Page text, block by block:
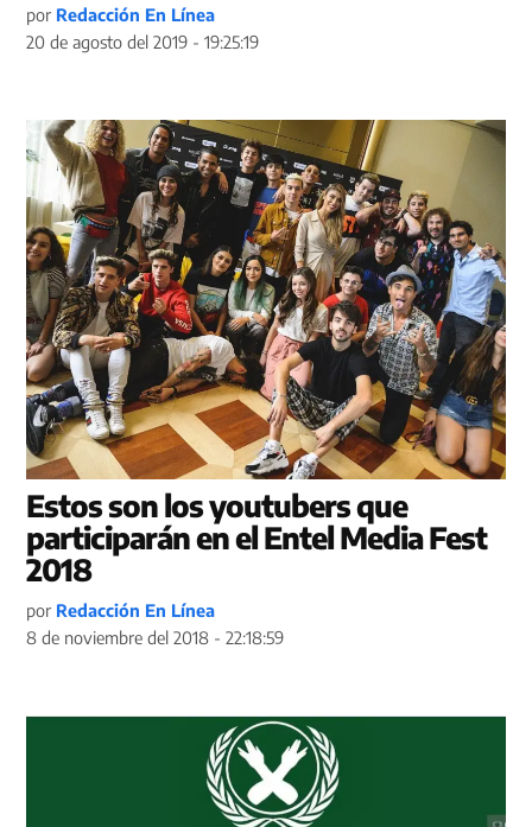
por Redacción En Línea
20 de agosto del 2019 - 19:25:19
Estos son los youtubers que
participarán en el Entel Media Fest
2018
por Redacción En Línea
8 de noviembre del 2018 - 22:18:59